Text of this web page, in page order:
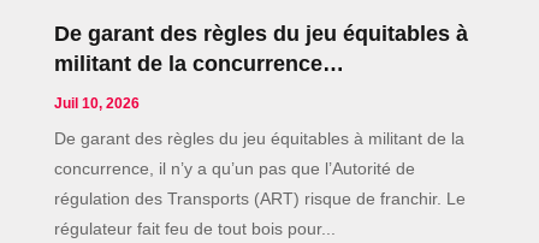
De garant des règles du jeu équitables à
militant de la concurrence…
Juil 10, 2026
De garant des règles du jeu équitables à militant de la
concurrence, il n’y a qu’un pas que l’Autorité de
régulation des Transports (ART) risque de franchir. Le
régulateur fait feu de tout bois pour...